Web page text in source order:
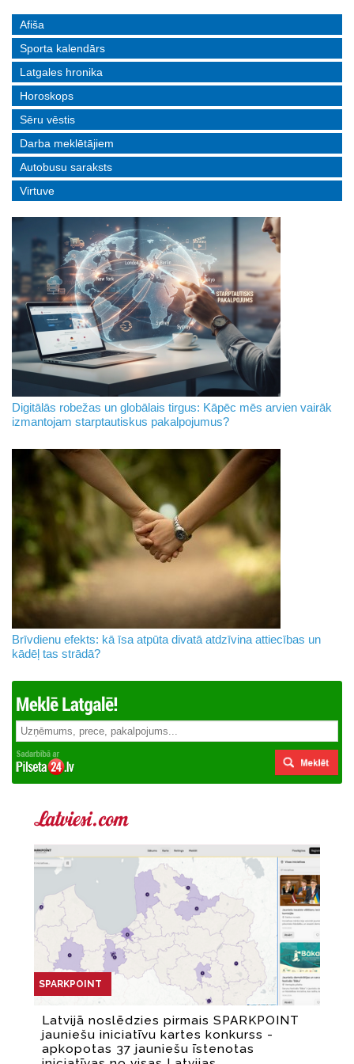
Afiša
Sporta kalendārs
Latgales hronika
Horoskops
Sēru vēstis
Darba meklētājiem
Autobusu saraksts
Virtuve
Digitālās robežas un globālais tirgus: Kāpēc mēs arvien vairāk
izmantojam starptautiskus pakalpojumus?
Brīvdienu efekts: kā īsa atpūta divatā atdzīvina attiecības un
kādēļ tas strādā?